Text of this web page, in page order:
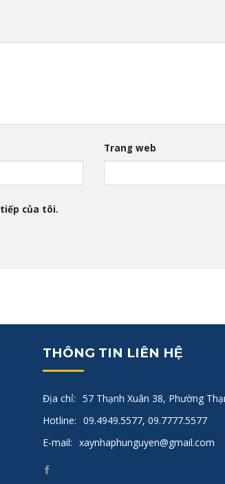
Trang web
của tôi.
THÔNG TIN LIÊN HỆ
Địa chỉ: 57 Thạnh Xuân 38, Phường
Hotline: 09.4949.5577, 09.7777.5577
E-mail: xaynhaphunguyen@gmail.com